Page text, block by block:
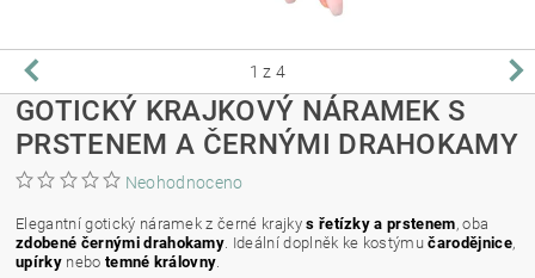
1 z 4
GOTICKÝ KRAJKOVÝ NÁRAMEK S
PRSTENEM A ČERNÝMI DRAHOKAMY
Neohodnoceno
Elegantní gotický náramek z černé krajkys řetízky a prstenem, oba
zdobené černými drahokamy . Ideální doplněk ke kostýmučarodějnice,
upírky nebo temné královny